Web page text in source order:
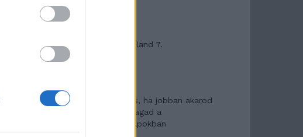
Máltai kaland 7.
10 tanács, ha jobban akarod
érezni magad a
hétköznapokban